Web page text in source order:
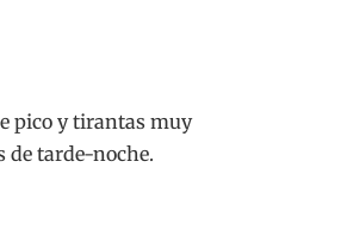
pico y tirantas muy
de tarde-noche.